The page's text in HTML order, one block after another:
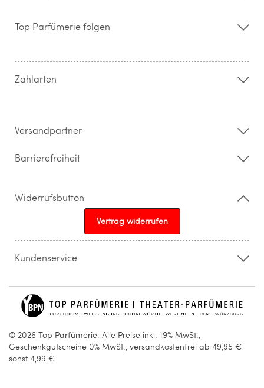
Storefinder
Kontakt
Widerrufsrecht & Rückgabebedingungen
Top Parfümerie folgen
Zahlarten
Versandpartner
Barrierefreiheit
Widerrufsbutton
Vertrag widerrufen
Kundenservice
info@topparfuemerie.de
© 2026 Top Parfümerie. Alle Preise inkl. 19% MwSt.,
Geschenkgutscheine 0% MwSt., versandkostenfrei ab 49,95 €
sonst 4,99 €